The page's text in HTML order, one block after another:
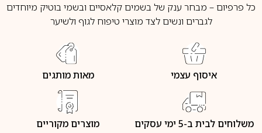
כל פרפיום – מבחר ענק של בשמים קלאסיים ובשמי בוטיק מיוחדים
לגברים ונשים לצד מוצרי טיפוח לגוף ולשיער
איסוף עצמי מאות מותגים
משלוחים לבית ב-5 ימי עסקים מוצרים מקוריים